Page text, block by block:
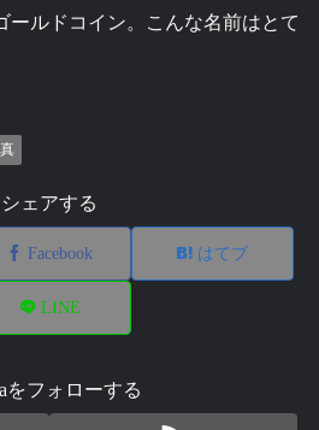
ールドコイン。こんな名前はとて
シェアする
Facebook はてブ
LINE
をフォローする